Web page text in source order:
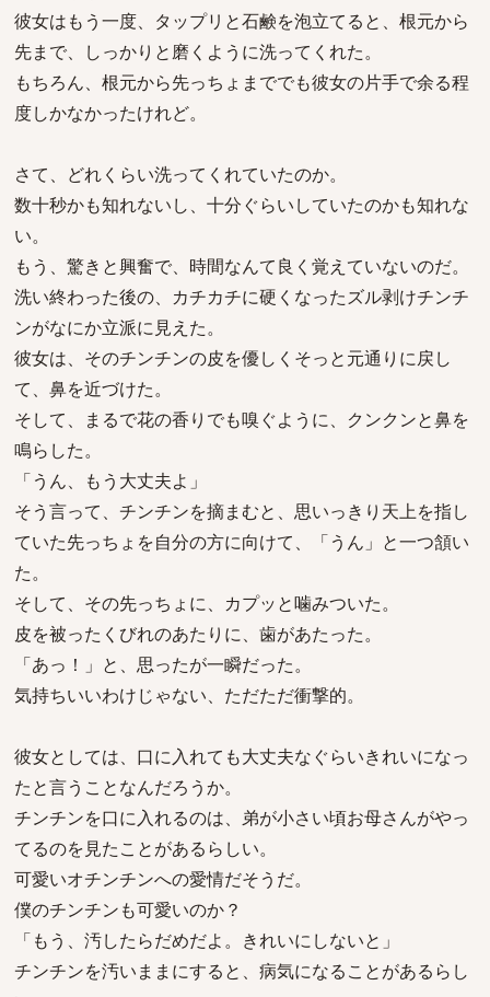
彼女はもう一度、タップリと石鹸を泡立てると、根元から
先まで、しっかりと磨くように洗ってくれた。
もちろん、根元から先っちょまででも彼女の片手で余る程
度しかなかったけれど。
さて、どれくらい洗ってくれていたのか。
数十秒かも知れないし、十分ぐらいしていたのかも知れな
い。
もう、驚きと興奮で、時間なんて良く覚えていないのだ。
洗い終わった後の、カチカチに硬くなったズル剥けチンチ
ンがなにか立派に見えた。
彼女は、そのチンチンの皮を優しくそっと元通りに戻し
て、鼻を近づけた。
そして、まるで花の香りでも嗅ぐように、クンクンと鼻を
鳴らした。
「うん、もう大丈夫よ」
そう言って、チンチンを摘まむと、思いっきり天上を指し
ていた先っちょを自分の方に向けて、「うん」と一つ頷い
た。
そして、その先っちょに、カプッと噛みついた。
皮を被ったくびれのあたりに、歯があたった。
「あっ！」と、思ったが一瞬だった。
気持ちいいわけじゃない、ただただ衝撃的。
彼女としては、口に入れても大丈夫なぐらいきれいになっ
たと言うことなんだろうか。
チンチンを口に入れるのは、弟が小さい頃お母さんがやっ
てるのを見たことがあるらしい。
可愛いオチンチンへの愛情だそうだ。
僕のチンチンも可愛いのか？
「もう、汚したらだめだよ。きれいにしないと」
チンチンを汚いままにすると、病気になることがあるらし